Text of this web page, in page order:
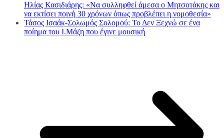
Ηλίας Κασιδιάρης: «Να συλληφθεί άμεσα ο Μητσοτάκης και
να εκτίσει ποινή 30 χρόνων όπως προβλέπει η νομοθεσία»
Τάσος Ισαάκ-Σολωμός Σολομού: Το Δεν Ξεχνώ σε ένα
ποίημα του Ι.Μάζη που έγινε μουσική